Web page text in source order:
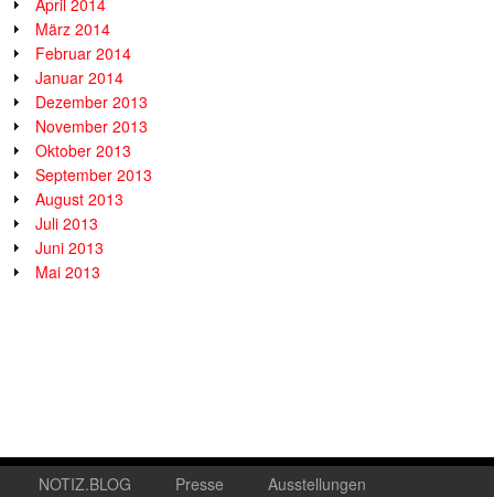
März 2014
Februar 2014
Januar 2014
Dezember 2013
November 2013
Oktober 2013
September 2013
August 2013
Juli 2013
Juni 2013
Mai 2013
NOTIZ.BLOG Presse
Ausstellungen